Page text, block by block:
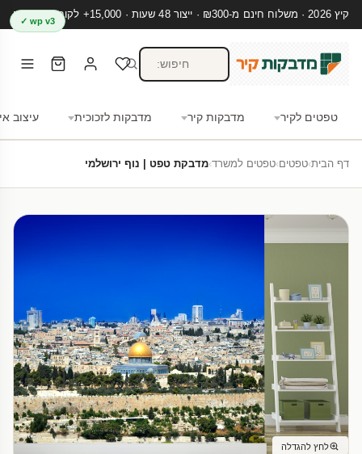
קיץ 2026 · משלוח חינם מ-₪300 · ייצור 48 שעות · 15,000+ לקוחות מרוצים
טפטים לקיר מדבקות קיר מדבקות לזכוכית עיצוב
wp v3 ✓
דף הבית›טפטים›טפטים למשרד›מדבקת טפט | נוף ירושלמי
לחץ להגדלה